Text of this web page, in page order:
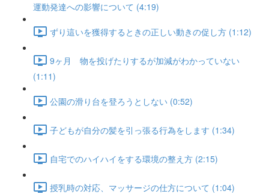
運動発達への影響について (4:19)
ずり這いを獲得するときの正しい動きの促し方 (1:12)
9ヶ月 物を投げたりするが加減がわかっていない
(1:11)
公園の滑り台を登ろうとしない (0:52)
子どもが自分の髪を引っ張る行為をします (1:34)
自宅でのハイハイをする環境の整え方 (2:15)
授乳時の対応、マッサージの仕方について (1:04)